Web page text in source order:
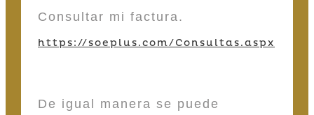
Consultar mi factura.
https://soeplus.com/Consultas.aspx
De igual manera se puede